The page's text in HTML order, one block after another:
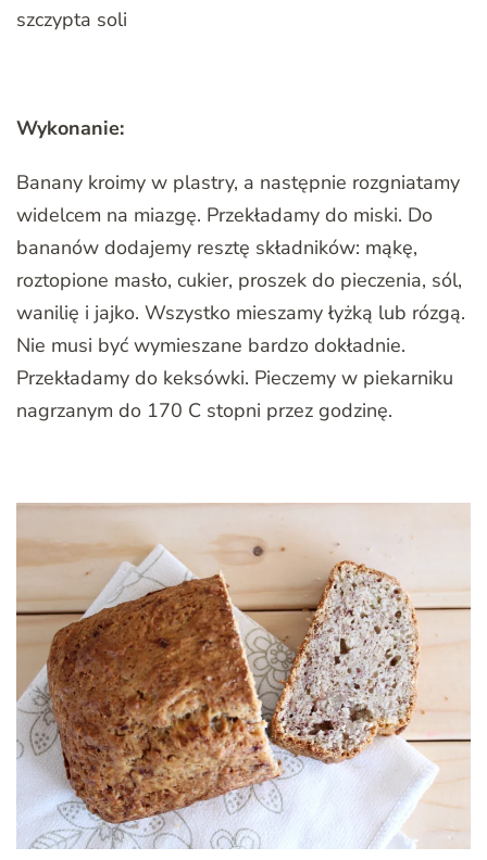
szczypta soli
Wykonanie:
Banany kroimy w plastry, a następnie rozgniatamy
widelcem na miazgę. Przekładamy do miski. Do
bananów dodajemy resztę składników: mąkę,
roztopione masło, cukier, proszek do pieczenia, sól,
wanilię i jajko. Wszystko mieszamy łyżką lub rózgą.
Nie musi być wymieszane bardzo dokładnie.
Przekładamy do keksówki. Pieczemy w piekarniku
nagrzanym do 170 C stopni przez godzinę.